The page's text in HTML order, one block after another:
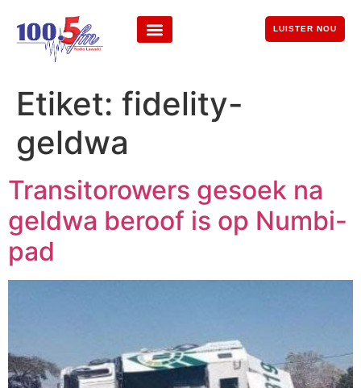
LUISTER NOU
Etiket: fidelity-
geldwa
Transitorowers gesoek na
geldwa beroof is op Numbi-
pad